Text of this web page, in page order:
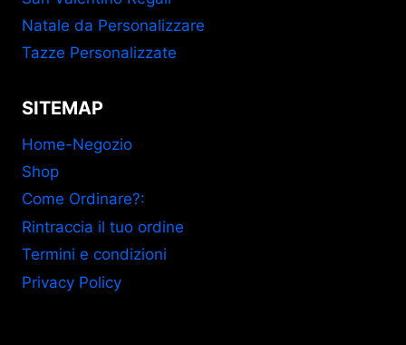
Natale da Personalizzare
Tazze Personalizzate
SITEMAP
Home-Negozio
Shop
Come Ordinare?:
Rintraccia il tuo ordine
Termini e condizioni
Privacy Policy